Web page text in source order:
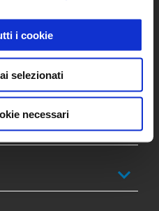
i cookie
selezionati
necessari